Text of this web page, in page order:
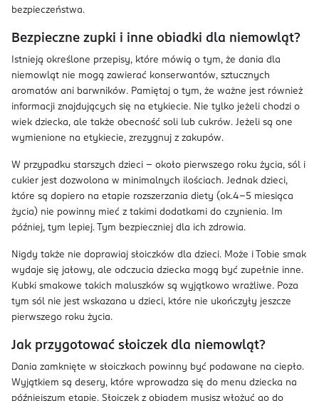
bezpieczeństwa.
Bezpieczne zupki i inne obiadki dla niemowląt?
Istnieją określone przepisy, które mówią o tym, że dania dla
niemowląt nie mogą zawierać konserwantów, sztucznych
aromatów ani barwników. Pamiętaj o tym, że ważne jest również
informacji znajdujących się na etykiecie. Nie tylko jeżeli chodzi o
wiek dziecka, ale także obecność soli lub cukrów. Jeżeli są one
wymienione na etykiecie, zrezygnuj z zakupów.
W przypadku starszych dzieci – około pierwszego roku życia, sól i
cukier jest dozwolona w minimalnych ilościach. Jednak dzieci,
które są dopiero na etapie rozszerzania diety (ok.4–5 miesiąca
życia) nie powinny mieć z takimi dodatkami do czynienia. Im
później, tym lepiej. Tym bezpieczniej dla ich zdrowia.
Nigdy także nie doprawiaj słoiczków dla dzieci. Może i Tobie smak
wydaje się jałowy, ale odczucia dziecka mogą być zupełnie inne.
Kubki smakowe takich maluszków są wyjątkowo wrażliwe. Poza
tym sól nie jest wskazana u dzieci, które nie ukończyły jeszcze
pierwszego roku życia.
Jak przygotować słoiczek dla niemowląt?
Dania zamknięte w słoiczkach powinny być podawane na ciepło.
Wyjątkiem są desery, które wprowadza się do menu dziecka na
późniejszym etapie. Słoiczek z obiadem musisz włożyć go do